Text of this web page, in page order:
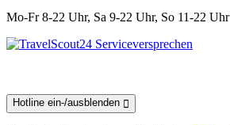
Mo-Fr 8-22 Uhr, Sa 9-22 Uhr, So 11-22 Uhr
Hotline ein-/ausblenden